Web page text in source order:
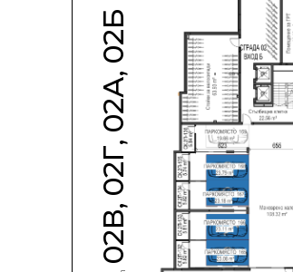
02В, 02Г, 02А, 02Б